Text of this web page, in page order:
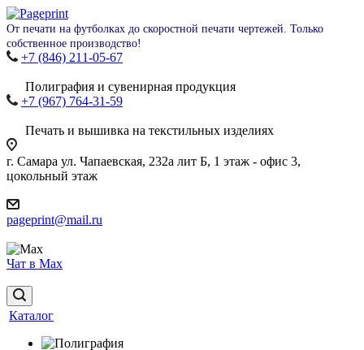
От печати на футболках до скоростной печати чертежей. Только
собственное производство!
+7 (846) 211-05-67
Полиграфия и сувенирная продукция
+7 (967) 764-31-59
Печать и вышивка на текстильных изделиях
г. Самара ул. Чапаевская, 232а лит Б, 1 этаж - офис 3,
цокольный этаж
pageprint@mail.ru
Чат в Max
Каталог